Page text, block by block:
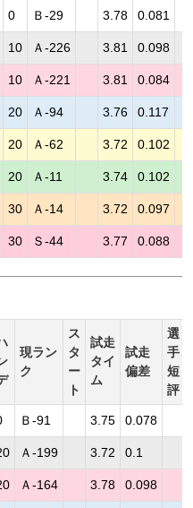
0 Ｂ-29 3.78 0.081
10 Ａ-226 3.81 0.098
10 Ａ-221 3.81 0.084
20 Ａ-94 3.76 0.117
20 Ａ-62 3.72 0.102
20 Ａ-11 3.74 0.102
30 Ａ-14 3.72 0.097
30 Ｓ-44 3.77 0.088
現ラン
ク
ス
タ
ー
ト
試走
タイ
ム
試走
偏差
選
手
短
評
Ｂ-91 3.75 0.078
Ａ-199 3.72 0.1
Ａ-164 3.78 0.098